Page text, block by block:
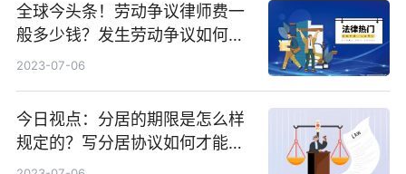
全球今头条！劳动争议律师费一
般多少钱？发生劳动争议如何算
工资？
2023-07-06
今日视点：分居的期限是怎么样
规定的？写分居协议如何才能有
效？